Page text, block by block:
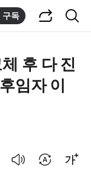
구독
후 다 진
임자 이